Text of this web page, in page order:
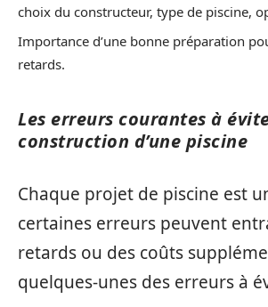
choix du constructeur, type de piscine,
Importance d’une bonne préparation
retards.
Les erreurs courantes à
construction d’une piscine
Chaque projet de piscine est
certaines erreurs peuvent
retards ou des coûts
quelques-unes des erreurs à